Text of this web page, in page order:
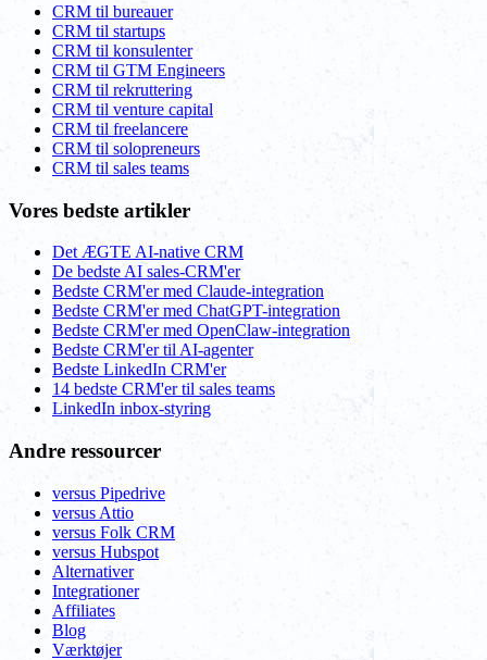
CRM til bureauer
CRM til startups
CRM til konsulenter
CRM til GTM Engineers
CRM til rekruttering
CRM til venture capital
CRM til freelancere
CRM til solopreneurs
CRM til sales teams
Vores bedste artikler
Det ÆGTE AI-native CRM
De bedste AI sales-CRM'er
Bedste CRM'er med Claude-integration
Bedste CRM'er med ChatGPT-integration
Bedste CRM'er med OpenClaw-integration
Bedste CRM'er til AI-agenter
Bedste LinkedIn CRM'er
14 bedste CRM'er til sales teams
LinkedIn inbox-styring
Andre ressourcer
versus Pipedrive
versus Attio
versus Folk CRM
versus Hubspot
Alternativer
Integrationer
Affiliates
Blog
Værktøjer